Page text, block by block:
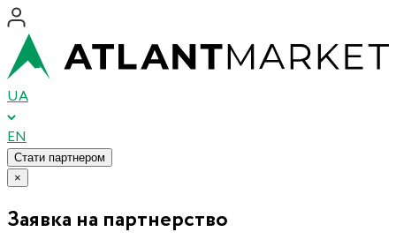
UA
EN
Стати партнером
×
Заявка на партнерство